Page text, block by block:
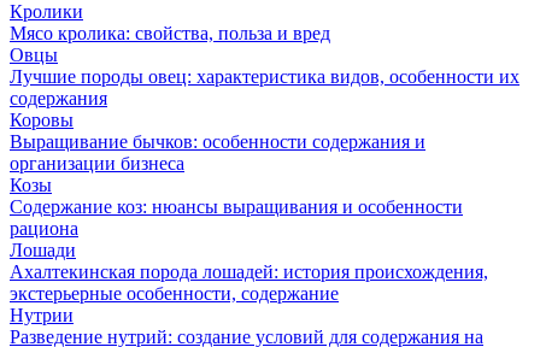
Кролики
Мясо кролика: свойства, польза и вред
Овцы
Лучшие породы овец: характеристика видов, особенности их
содержания
Коровы
Выращивание бычков: особенности содержания и
организации бизнеса
Козы
Содержание коз: нюансы выращивания и особенности
рациона
Лошади
Ахалтекинская порода лошадей: история происхождения,
экстерьерные особенности, содержание
Нутрии
Разведение нутрий: создание условий для содержания на